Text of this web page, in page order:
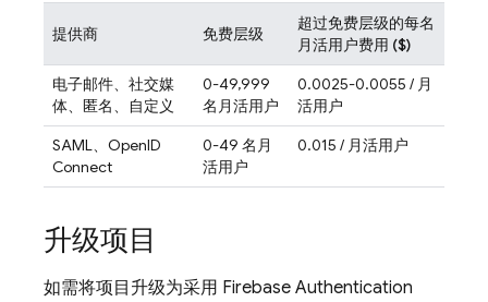
提供商 免费层级
超过免费层级的每名
月活用户费用 ($)
电子邮件、社交媒
体、匿名、自定义
0-49,999
名月活用户
0.0025-0.0055 / 月
活用户
SAML、OpenID
Connect
0-49 名月
活用户
0.015 / 月活用户
升级项目
如需将项目升级为采用 Firebase Authentication